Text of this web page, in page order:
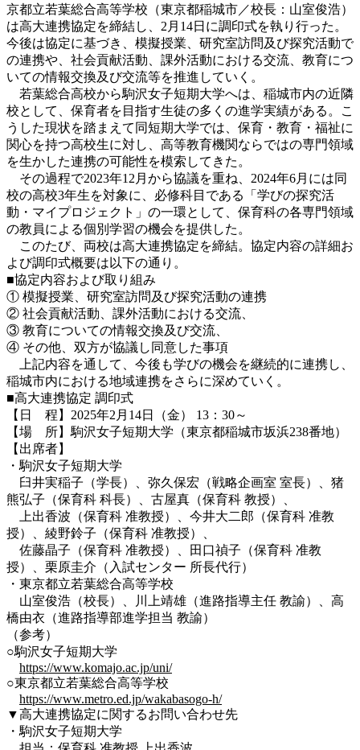
京都立若葉総合高等学校（東京都稲城市／校長：山室俊浩）
は高大連携協定を締結し、2月14日に調印式を執り行った。
今後は協定に基づき、模擬授業、研究室訪問及び探究活動で
の連携や、社会貢献活動、課外活動における交流、教育につ
いての情報交換及び交流等を推進していく。
若葉総合高校から駒沢女子短期大学へは、稲城市内の近隣
校として、保育者を目指す生徒の多くの進学実績がある。こ
うした現状を踏まえて同短期大学では、保育・教育・福祉に
関心を持つ高校生に対し、高等教育機関ならではの専門領域
を生かした連携の可能性を模索してきた。
その過程で2023年12月から協議を重ね、2024年6月には同
校の高校3年生を対象に、必修科目である「学びの探究活
動・マイプロジェクト」の一環として、保育科の各専門領域
の教員による個別学習の機会を提供した。
このたび、両校は高大連携協定を締結。協定内容の詳細お
よび調印式概要は以下の通り。
■協定内容および取り組み
① 模擬授業、研究室訪問及び探究活動の連携
② 社会貢献活動、課外活動における交流、
③ 教育についての情報交換及び交流、
④ その他、双方が協議し同意した事項
上記内容を通して、今後も学びの機会を継続的に連携し、
稲城市内における地域連携をさらに深めていく。
■高大連携協定 調印式
【日 程】2025年2月14日（金） 13：30～
【場 所】駒沢女子短期大学（東京都稲城市坂浜238番地）
【出席者】
・駒沢女子短期大学
臼井実稲子（学長）、弥久保宏（戦略企画室 室長）、猪
熊弘子（保育科 科長）、古屋真（保育科 教授）、
上出香波（保育科 准教授）、 今井大二郎（保育科 准教
授）、綾野鈴子（保育科 准教授）、
佐藤晶子（保育科 准教授）、田口禎子（保育科 准教
授）、栗原圭介（入試センター 所長代行）
・東京都立若葉総合高等学校
山室俊浩（校長）、川上靖雄（進路指導主任 教諭）、高
橋由衣（進路指導部進学担当 教諭）
（参考）
○駒沢女子短期大学
https://www.komajo.ac.jp/uni/
○東京都立若葉総合高等学校
https://www.metro.ed.jp/wakabasogo-h/
▼高大連携協定に関するお問い合わせ先
・駒沢女子短期大学